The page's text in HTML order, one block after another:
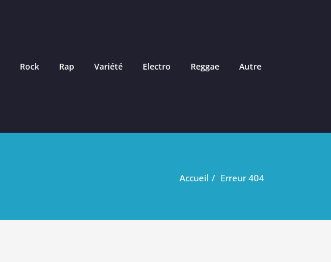
Rock Rap Variété Electro Reggae Autre
Accueil Erreur 404